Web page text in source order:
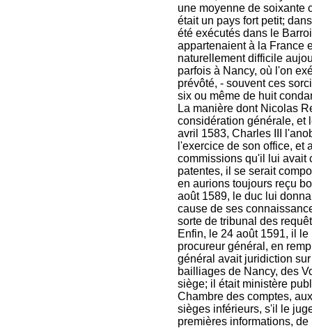
une moyenne de soixante
était un pays fort petit;
été exécutés dans le
appartenaient à la France
naturellement difficile
parfois à Nancy, où l'on
prévôté, - souvent ces
six ou même de huit
La manière dont Nicolas
considération générale, et
avril 1583, Charles III
l'exercice de son office, et
commissions qu'il lui avait
patentes, il se serait
en aurions toujours reçu
août 1589, le duc lui
cause de ses
sorte de tribunal des
Enfin, le 24 août 1591, il
procureur général, en
général avait juridiction
bailliages de Nancy, des
siège; il était ministère
Chambre des comptes,
sièges inférieurs, s'il le
premières informations,